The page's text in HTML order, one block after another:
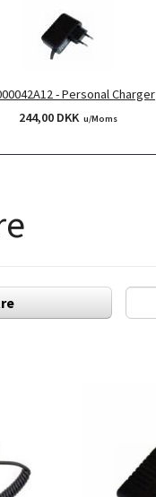
- Personal Charger
244,00 DKK u/Moms